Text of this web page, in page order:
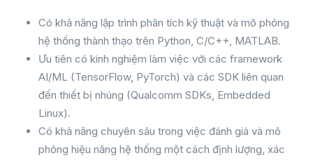
Có khả năng lập trình phân tích kỹ thuật và mô phỏng
hệ thống thành thạo trên Python, C/C++, MATLAB.
Ưu tiên có kinh nghiệm làm việc với các framework
AI/ML (TensorFlow, PyTorch) và các SDK liên quan
đến thiết bị nhúng (Qualcomm SDKs, Embedded
Linux).
Có khả năng chuyên sâu trong việc đánh giá và mô
phỏng hiệu năng hệ thống một cách định lượng, xác